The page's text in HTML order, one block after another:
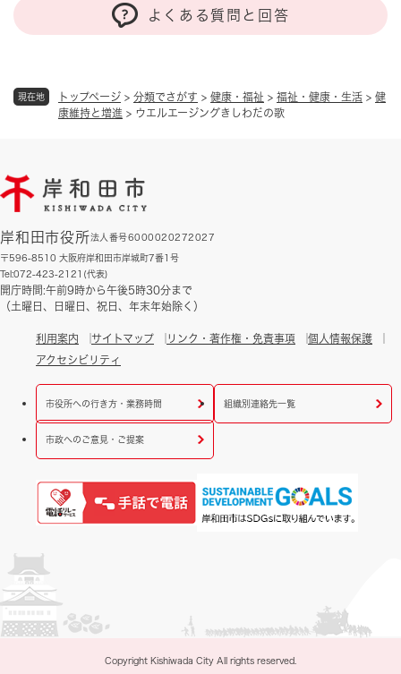
現在地 トップページ > 分類でさがす > 健康・福祉 > 福祉・健康・生活 > 健
康維持と増進 > ウエルエージングきしわだの歌
よくある質問と回答
岸和田市役所法人番号6000020272027
〒596-8510 大阪府岸和田市岸城町7番1号
Tel:072-423-2121(代表)
開庁時間:午前9時から午後5時30分まで
（土曜日、日曜日、祝日、年末年始除く）
利用案内 サイトマップ リンク・著作権・免責事項
個人情報保護
アクセシビリティ
市役所への行き方・業務時間 組織別連絡先一覧
市政へのご意見・ご提案
Copyright Kishiwada City All rights reserved.